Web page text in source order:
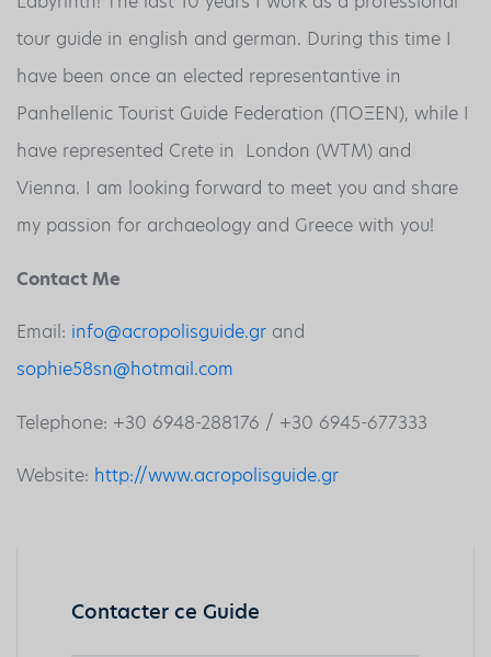
tour guide in english and german. During this time I
have been once an elected representantive in
Panhellenic Tourist Guide Federation (ΠΟΞΕΝ), while I
have represented Crete in London (WTM) and
Vienna. I am looking forward to meet you and share
my passion for archaeology and Greece with you!
Contact Me
Email: info@acropolisguide.gr and
sophie58sn@hotmail.com
Telephone: +30 6948-288176 / +30 6945-677333
Website: http://www.acropolisguide.gr
Contacter ce Guide